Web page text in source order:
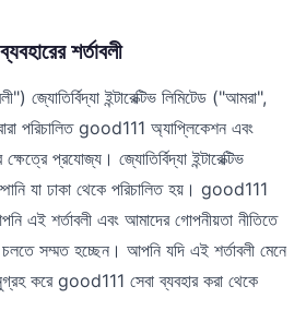
ব্যবহারের শর্তাবলী
জ্যোতির্বিদ্যা ইন্টারেক্টিভ লিমিটেড ("আমরা",
পরিচালিত good111 অ্যাপ্লিকেশন এবং
প্রযোজ্য। জ্যোতির্বিদ্যা ইন্টারেক্টিভ
যা ঢাকা থেকে পরিচালিত হয়। good111
এই শর্তাবলী এবং আমাদের গোপনীয়তা নীতিতে
সম্মত হচ্ছেন। আপনি যদি এই শর্তাবলী মেনে
করে good111 সেবা ব্যবহার করা থেকে